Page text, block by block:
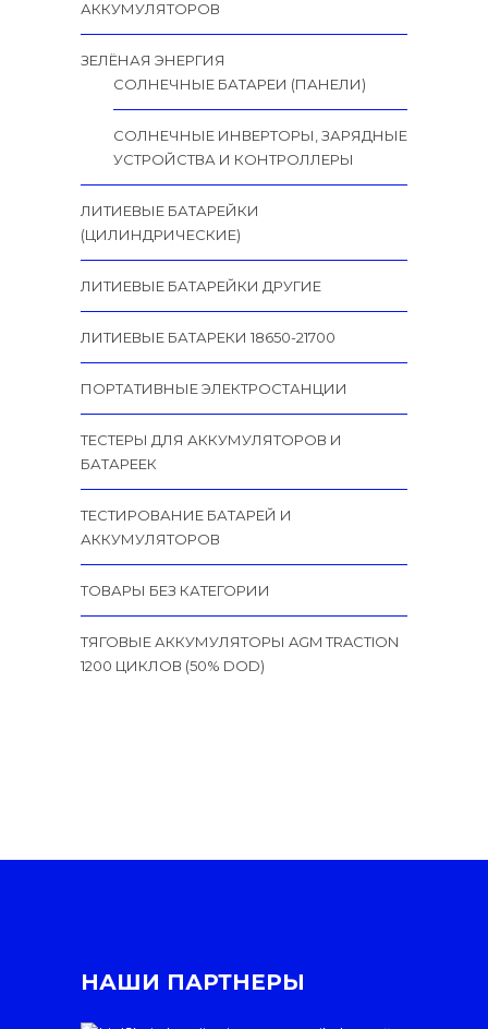
АККУМУЛЯТОРОВ
ЗЕЛЁНАЯ ЭНЕРГИЯ
СОЛНЕЧНЫЕ БАТАРЕИ (ПАНЕЛИ)
СОЛНЕЧНЫЕ ИНВЕРТОРЫ, ЗАРЯДНЫЕ
УСТРОЙСТВА И КОНТРОЛЛЕРЫ
ЛИТИЕВЫЕ БАТАРЕЙКИ
(ЦИЛИНДРИЧЕСКИЕ)
ЛИТИЕВЫЕ БАТАРЕЙКИ ДРУГИЕ
ЛИТИЕВЫЕ БАТАРЕКИ 18650-21700
ПОРТАТИВНЫЕ ЭЛЕКТРОСТАНЦИИ
ТЕСТЕРЫ ДЛЯ АККУМУЛЯТОРОВ И
БАТАРЕЕК
ТЕСТИРОВАНИЕ БАТАРЕЙ И
АККУМУЛЯТОРОВ
ТОВАРЫ БЕЗ КАТЕГОРИИ
ТЯГОВЫЕ АККУМУЛЯТОРЫ AGM TRACTION
1200 ЦИКЛОВ (50% DOD)
НАШИ ПАРТНЕРЫ